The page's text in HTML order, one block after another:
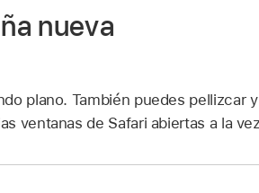
nueva
plano. También puedes pellizcar
ventanas de Safari abiertas a la